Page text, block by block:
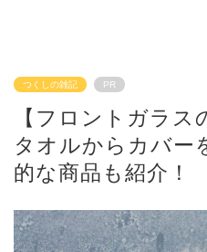
つくしの雑記 PR
【フロントガラス
タオルからカバー
的な商品も紹介！